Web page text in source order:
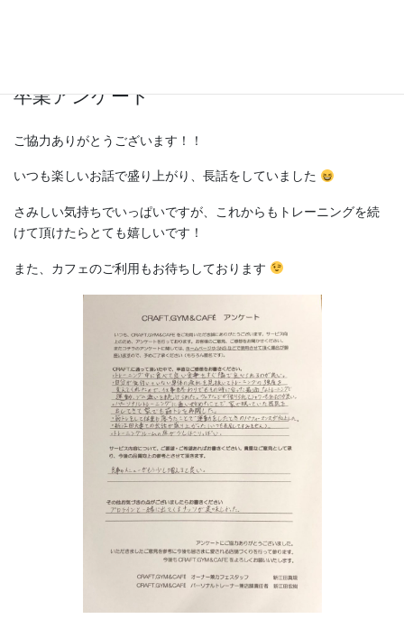
卒業アンケート
ご協力ありがとうございます！！
いつも楽しいお話で盛り上がり、長話をしていました
さみしい気持ちでいっぱいですが、これからもトレーニングを続
けて頂けたらとても嬉しいです！
また、カフェのご利用もお待ちしております